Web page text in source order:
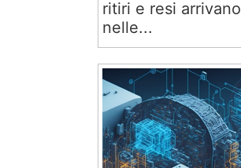
ritiri e resi arrivano
nelle...